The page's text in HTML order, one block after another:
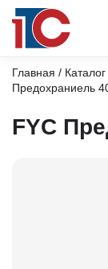
Главная /
Предохраниель
FYC